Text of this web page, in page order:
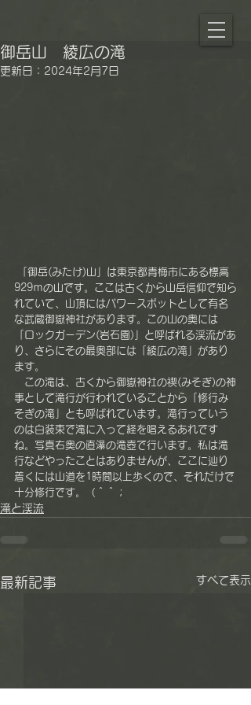
御岳山 綾広の滝
更新日： 2024年2月7日
929ｍの山です。ここは古くから山岳信仰で知ら
れていて、山頂にはパワースポットとして有名
な武蔵御嶽神社があります。この山の奥には
「ロックガーデン(岩石園)」と呼ばれる渓流があ
り、さらにその最奥部には「綾広の滝」があり
ます。
この滝は、古くから御嶽神社の禊(みそぎ)の神
事として滝行が行われていることから「修行み
そぎの滝」とも呼ばれています。滝行っていう
のは白装束で滝に入って経を唱えるあれです
ね。写真右奥の直瀑の滝壺で行います。私は滝
行などやったことはありませんが、ここに辿り
着くには山道を1時間以上歩くので、それだけで
十分修行です。（＾＾；
滝と渓流
最新記事 すべて表示